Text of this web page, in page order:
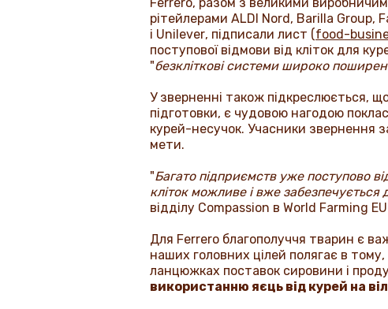
рітейлерамиALDI Nord, Barilla Group,
і Unilever, підписали лист (food-
поступової відмови від кліток для
"безкліткові системи широко
У зверненні також підкреслюється,
підготовки, є чудовою нагодою
курей-несучок. Учасники звернення
мети.
"Багато підприємств уже поступово
кліток можливе і вже
відділу Compassion вWorld Farming EU
Для Ferrero благополуччя тварин є
наших головних цілей полягає в
ланцюжках поставок сировини і
використанню яєць від курей на